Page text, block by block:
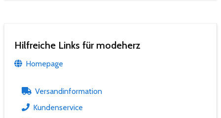
Hilfreiche Links für modeherz
Homepage
Versandinformation
Kundenservice